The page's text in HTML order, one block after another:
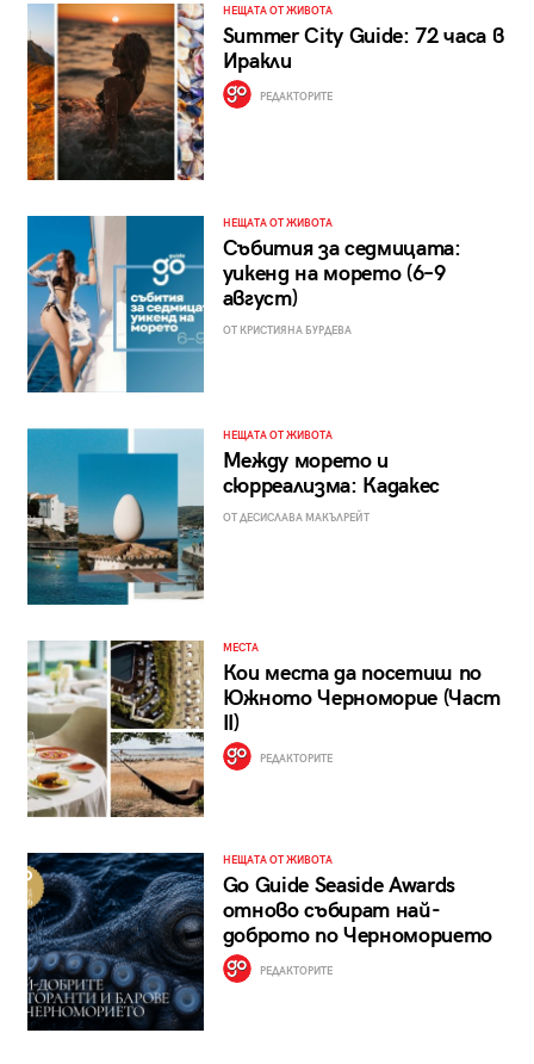
НЕЩАТА ОТ ЖИВОТА
Summer City Guide: 72 часа в
Иракли
РЕДАКТОРИТЕ
НЕЩАТА ОТ ЖИВОТА
Събития за седмицата:
уикенд на морето (6–9
август)
ОТ КРИСТИЯНА БУРДЕВА
НЕЩАТА ОТ ЖИВОТА
Между морето и
сюрреализма: Кадакес
ОТ ДЕСИСЛАВА МАКЪЛРЕЙТ
МЕСТА
Кои места да посетиш по
Южното Черноморие (Част
II)
РЕДАКТОРИТЕ
НЕЩАТА ОТ ЖИВОТА
Go Guide Seaside Awards
отново събират най-
доброто по Черноморието
РЕДАКТОРИТЕ